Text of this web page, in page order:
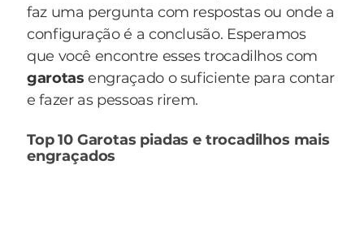
faz uma pergunta com respostas ou onde a
configuração é a conclusão. Esperamos
que você encontre esses trocadilhos com
garotasengraçado o suficiente para contar
e fazer as pessoas rirem.
Top 10 Garotas piadas e trocadilhos mais
engraçados